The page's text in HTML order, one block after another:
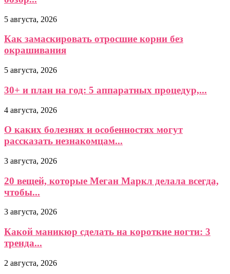
5 августа, 2026
Как замаскировать отросшие корни без
окрашивания
5 августа, 2026
30+ и план на год: 5 аппаратных процедур,...
4 августа, 2026
О каких болезнях и особенностях могут
рассказать незнакомцам...
3 августа, 2026
20 вещей, которые Меган Маркл делала всегда,
чтобы...
3 августа, 2026
Какой маникюр сделать на короткие ногти: 3
тренда...
2 августа, 2026